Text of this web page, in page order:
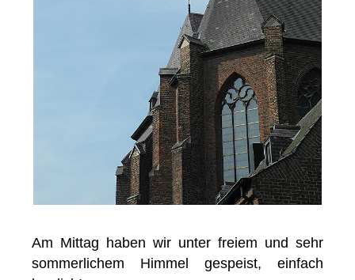
Am Mittag haben wir unter freiem und sehr
sommerlichem Himmel gespeist, einfach